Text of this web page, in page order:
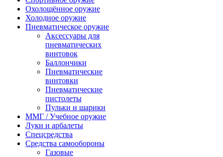
Охолощённое оружие
Холодное оружие
Пневматическое оружие
Аксессуары для
пневматических
винтовок
Баллончики
Пневматические
винтовки
Пневматические
пистолеты
Пульки и шарики
ММГ / Учебное оружие
Луки и арбалеты
Спецсредства
Средства самообороны
Газовые